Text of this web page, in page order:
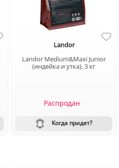
Landor
Landor Medium&Maxi Junior
(индейка и утка), 3 кг
Распродан
Когда придет?